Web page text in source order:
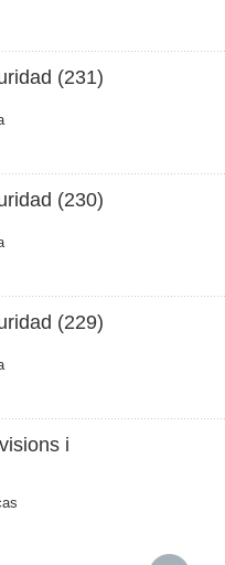
(231)
(230)
(229)
i